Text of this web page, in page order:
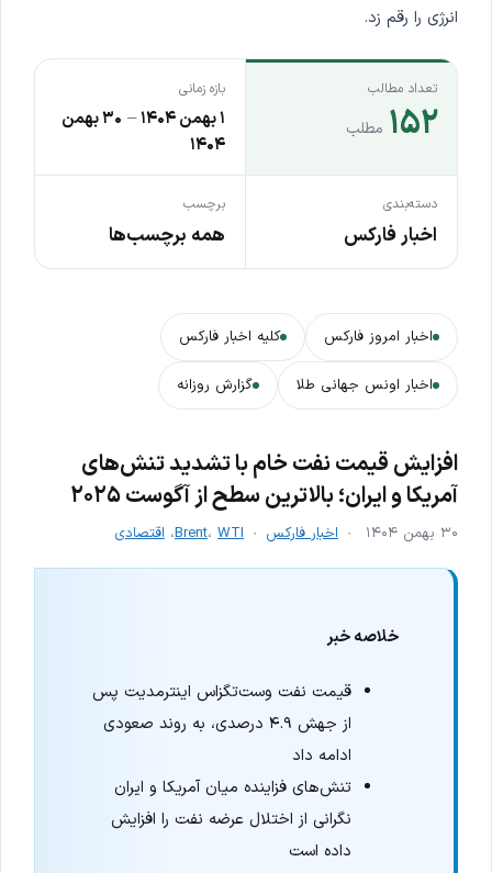
انرژی را رقم زد.
تعداد مطالب
۱۵۲ مطلب
بازه زمانی
۱ بهمن ۱۴۰۴ –
۳۰ بهمن
۱۴۰۴
دسته‌بندی
اخبار فارکس
برچسب
همه برچسب‌ها
اخبار امروز فارکس کلیه اخبار فارکس
اخبار اونس جهانی طلا گزارش روزانه
افزایش قیمت نفت خام با تشدید تنش‌های
آمریکا و ایران؛ بالاترین سطح از آگوست ۲۰۲۵
۳۰ بهمن ۱۴۰۴ اخبار فارکس Brent، WTI ، اقتصادی
خلاصه خبر
قیمت نفت وست‌تگزاس اینترمدیت پس
از جهش ۴.۹ درصدی، به روند صعودی
ادامه داد
تنش‌های فزاینده میان آمریکا و ایران
نگرانی از اختلال عرضه نفت را افزایش
داده است